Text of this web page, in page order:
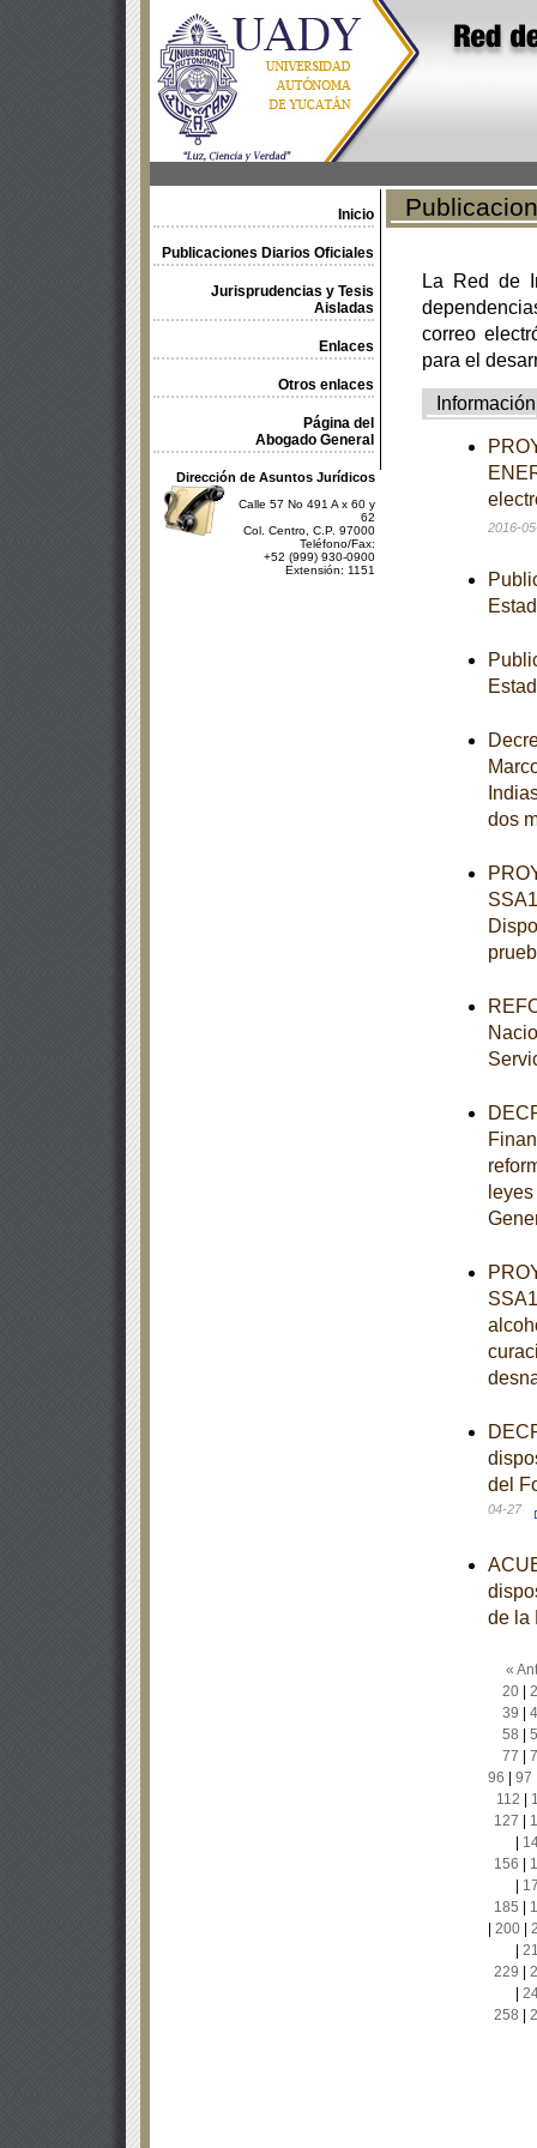
Inicio
Publicaciones Diarios Oficiales
Jurisprudencias y Tesis
Aisladas
Enlaces
Otros enlaces
Página del
Abogado General
Dirección de Asuntos Jurídicos
Calle 57 No 491 A x 60 y
62
Col. Centro, C.P. 97000
Teléfono/Fax:
+52 (999) 930-0900
Extensión: 1151
La Red de
correo
para el
Información
2016-
dos
del
04-27
de la
«
20|
39
58
77
96
97
112
127
156
185
200|
229
258